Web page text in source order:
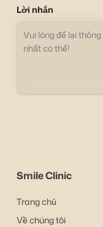
Lời nhắn
Smile Clinic
Trang chủ
Về chúng tôi